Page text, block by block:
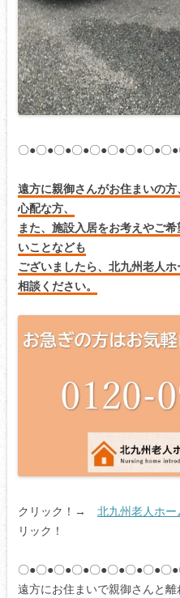
〇●〇●〇●〇●〇●〇●〇●〇●〇
遠方に親御さんがお住まいの
心配な方、
また、施設入居をお考えやご
いことなども
ございましたら、北九州老人
相談ください。
クリック！→ 北九州老人ホ
リック！
〇●〇●〇●〇●〇●〇●〇●〇●〇
遠方にお住まいで親御さんと離